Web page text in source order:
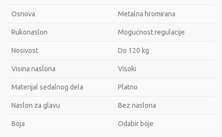
Osnova Metalna hromirana
Rukonaslon Mogućnost regulacije
Nosivost Do 120 kg
Visina naslona Visoki
Materijal sedalnog dela Platno
Naslon za glavu Bez naslona
Bоја Odabir boje